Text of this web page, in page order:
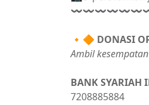
〰〰〰〰〰〰
🔸🔶 DONASI
Ambil
BANK SYARIAH
7208885884